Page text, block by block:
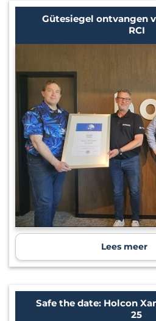
Gütesiegel ontvangen
RCI
Lees meer
Safe the date: Holcon
25